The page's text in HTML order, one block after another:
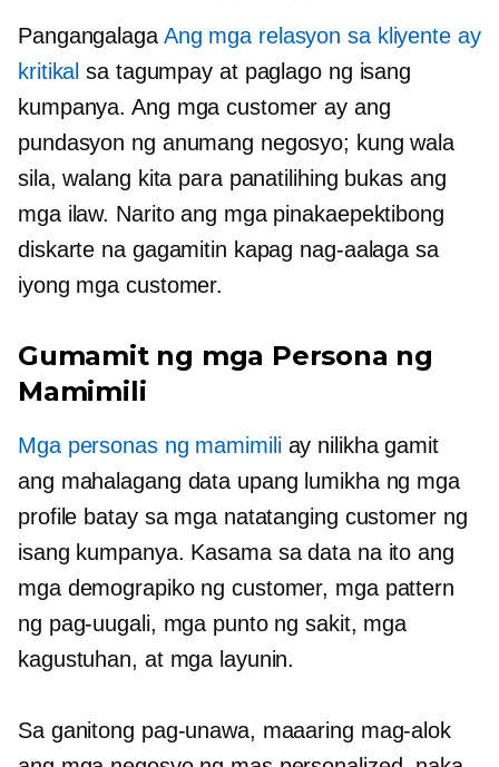
Pangangalaga Ang mga relasyon sa kliyente ay
kritikal sa tagumpay at paglago ng isang
kumpanya. Ang mga customer ay ang
pundasyon ng anumang negosyo; kung wala
sila, walang kita para panatilihing bukas ang
mga ilaw. Narito ang mga pinakaepektibong
diskarte na gagamitin kapag nag-aalaga sa
iyong mga customer.
Gumamit ng mga Persona ng
Mamimili
Mga personas ng mamimiliay nilikha gamit
ang mahalagang data upang lumikha ng mga
profile batay sa mga natatanging customer ng
isang kumpanya. Kasama sa data na ito ang
mga demograpiko ng customer, mga pattern
ng pag-uugali, mga punto ng sakit, mga
kagustuhan, at mga layunin.
Sa ganitong pag-unawa, maaaring mag-alok